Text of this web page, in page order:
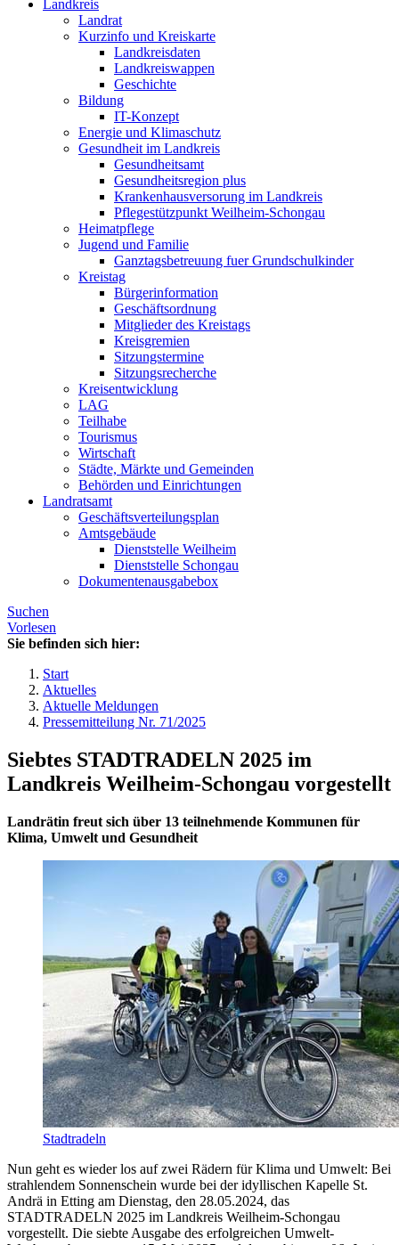
Landkreis
Landrat
Kurzinfo und Kreiskarte
Landkreisdaten
Landkreiswappen
Geschichte
Bildung
IT-Konzept
Energie und Klimaschutz
Gesundheit im Landkreis
Gesundheitsamt
Gesundheitsregion plus
Krankenhausversorung im Landkreis
Pflegestützpunkt Weilheim-Schongau
Heimatpflege
Jugend und Familie
Ganztagsbetreuung fuer Grundschulkinder
Kreistag
Bürgerinformation
Geschäftsordnung
Mitglieder des Kreistags
Kreisgremien
Sitzungstermine
Sitzungsrecherche
Kreisentwicklung
LAG
Teilhabe
Tourismus
Wirtschaft
Städte, Märkte und Gemeinden
Behörden und Einrichtungen
Landratsamt
Geschäftsverteilungsplan
Amtsgebäude
Dienststelle Weilheim
Dienststelle Schongau
Dokumentenausgabebox
Suchen
Vorlesen
Sie befinden sich hier:
Start
Aktuelles
Aktuelle Meldungen
Pressemitteilung Nr. 71/2025
Siebtes STADTRADELN 2025 im
Landkreis Weilheim-Schongau vorgestellt
Landrätin freut sich über 13 teilnehmende Kommunen für
Klima, Umwelt und Gesundheit
Stadtradeln
Nun geht es wieder los auf zwei Rädern für Klima und Umwelt: Bei
strahlendem Sonnenschein wurde bei der idyllischen Kapelle St.
Andrä in Etting am Dienstag, den 28.05.2024, das
STADTRADELN 2025 im Landkreis Weilheim-Schongau
vorgestellt. Die siebte Ausgabe des erfolgreichen Umwelt-